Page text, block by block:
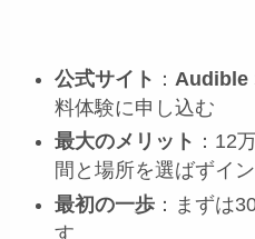
公式サイト ： Audible
料体験に申し込む
最大のメリット ：12
間と場所を選ばずイ
最初の一歩 ：まずは
す